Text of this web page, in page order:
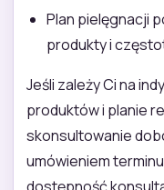
Plan pielęgnacji
produkty i
Jeśli zależy Ci na
produktów i planie
skonsultowanie
umówieniem